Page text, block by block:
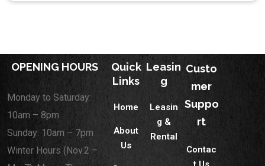
OPENING HOURS
Monday to Saturday:
10am – 8pm
Sunday: 10am – 7pm
Winter Hours (Nov.2 –
Quick
Links
Home
About
Us
Leasin
g
Leasin
g &
Rental
Custo
mer
Suppo
rt
Contac